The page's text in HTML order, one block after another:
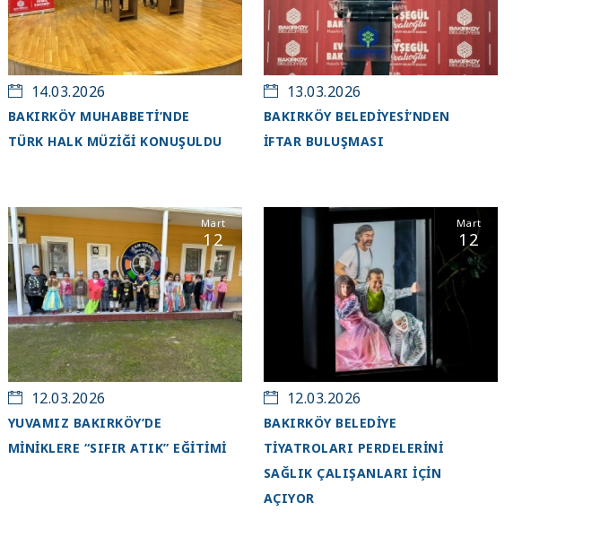
14.03.2026
BAKIRKÖY MUHABBETİ’NDE
TÜRK HALK MÜZİĞİ KONUŞULDU
13.03.2026
BAKIRKÖY BELEDİYESİ’NDEN
İFTAR BULUŞMASI
Mart
12
12.03.2026
YUVAMIZ BAKIRKÖY’DE
MİNİKLERE “SIFIR ATIK” EĞİTİMİ
Mart
12
12.03.2026
BAKIRKÖY BELEDİYE
TİYATROLARI PERDELERİNİ
SAĞLIK ÇALIŞANLARI İÇİN
AÇIYOR